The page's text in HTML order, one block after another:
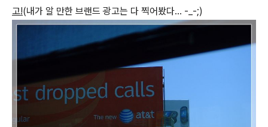
고!(내가 알 만한 브랜드 광고는 다 찍어봤다... -_-;)